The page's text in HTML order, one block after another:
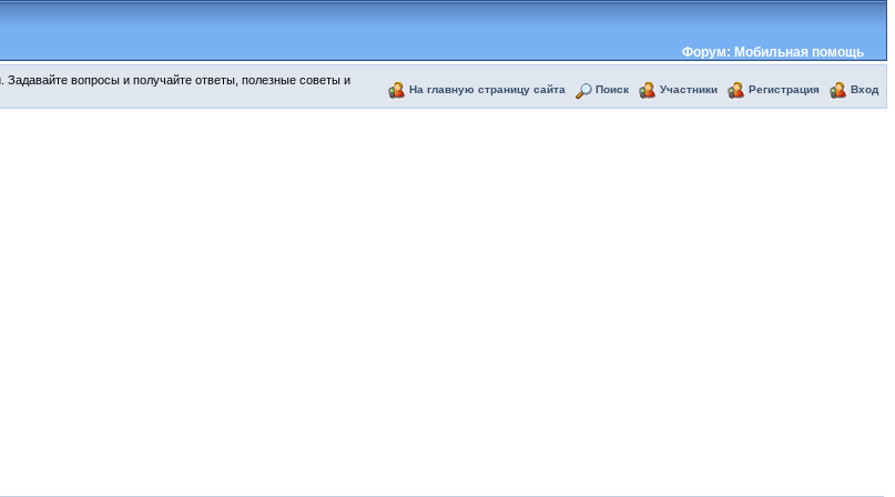
Форум: Мобильная помощь
вопросы и получайте ответы, полезные советы и
На главную страницу сайта Поиск Участники Регистрация Вход